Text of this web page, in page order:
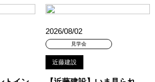
ローンについて #住宅ローン相談可
！！ #住宅相談会 #住宅見学
#体感会 #体感型イベント
#体験ツアー
2026/08/02
見学会
近藤建設